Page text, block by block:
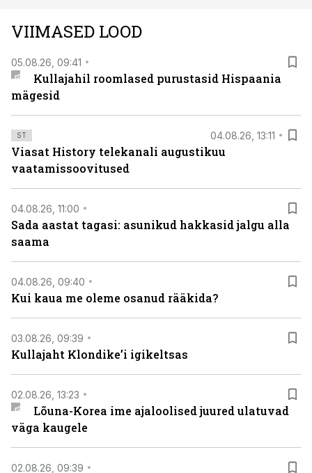
viasathistory.eu/ee
VIIMASED LOOD
05.08.26, 09:41
Kullajahil roomlased purustasid Hispaania
mägesid
ST 04.08.26, 13:11
Viasat History telekanali augustikuu
vaatamissoovitused
04.08.26, 11:00
Sada aastat tagasi: asunikud hakkasid jalgu alla
saama
04.08.26, 09:40
Kui kaua me oleme osanud rääkida?
03.08.26, 09:39
Kullajaht Klondike’i igikeltsas
02.08.26, 13:23
Lõuna-Korea ime ajaloolised juured ulatuvad
väga kaugele
02.08.26, 09:39